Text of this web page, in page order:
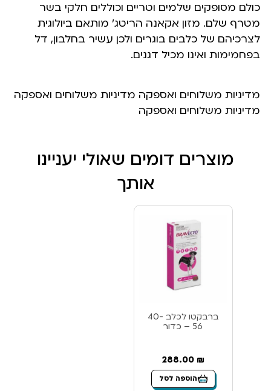
כולם מסופקים שלמים וטריים וכוללים חלקי בשר
מטרף שלם. מזון אקאנה הריטג’ מותאם ביולוגית
לצרכיהם של כלבים בוגרים ולכן עשיר בחלבון, דל
בפחמימות ואינו מכיל דגנים.
מדיניות משלוחים ואספקה מדיניות משלוחים ואספקה
מדיניות משלוחים ואספקה
מוצרים דומים שאולי יעניינו
אותך
ברבקטו לכלב 40-
56 – כדור
288.00 ₪
הוספה לסל